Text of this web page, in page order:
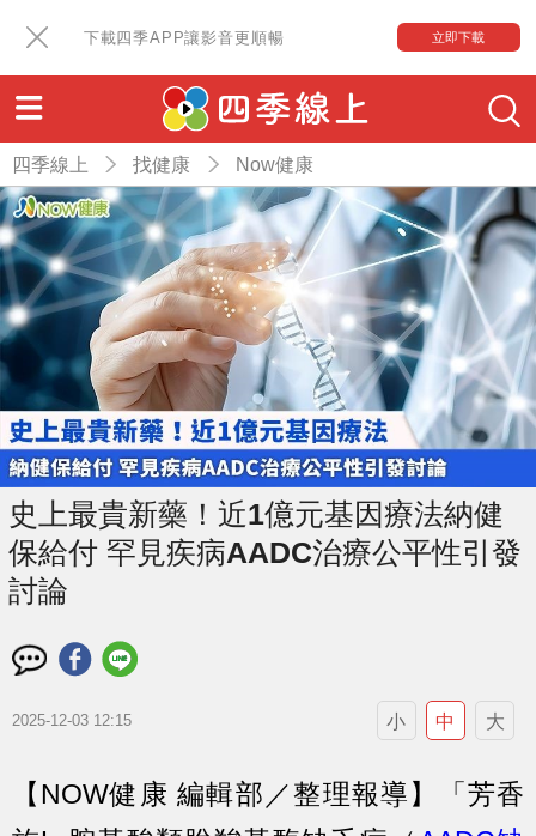
下載四季APP讓影音更順暢 立即下載
四季線上 找健康 Now健康
史上最貴新藥！近1億元基因療法納健
保給付 罕見疾病AADC治療公平性引發
討論
2025-12-03 12:15 小 中 大
【NOW健康 編輯部／整理報導】「芳香